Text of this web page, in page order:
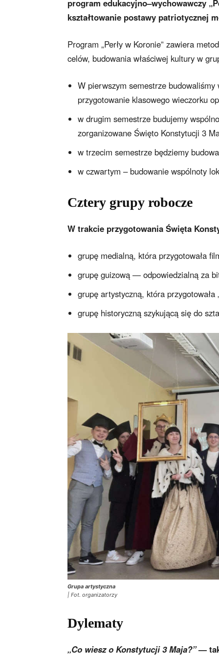
program edukacyjno–wychowawczy
kształtowanie postawy patriotycznej
Program „Perły w Koronie” zawiera
celów, budowania właściwej kultury w
W pierwszym semestrze budowaliśmy
przygotowanie klasowego wieczorku
w drugim semestrze budujemy
zorganizowane Święto Konstytucji 3
w trzecim semestrze będziemy
w czwartym – budowanie wspólnoty
Cztery grupy robocze
W trakcie przygotowania Święta
grupę medialną, która przygotowała
grupę guizową — odpowiedzialną za
grupę artystyczną, która przygotowała
grupę historyczną szykującą się do
Grupa artystyczna
| Fot. organizatorzy
Dylematy
„Co wiesz o Konstytucji 3 Maja?”—